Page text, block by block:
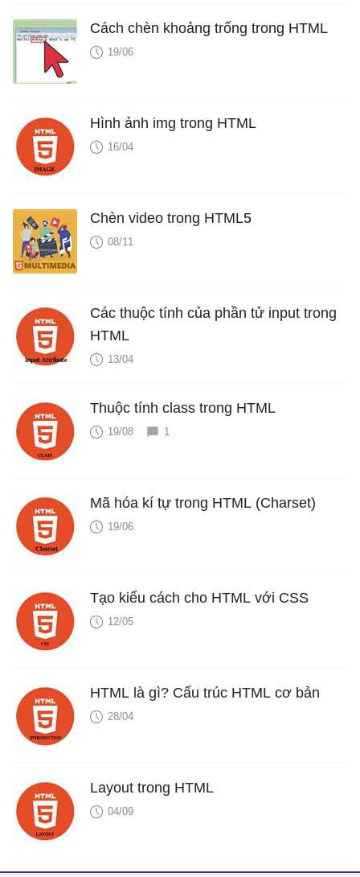
Cách chèn khoảng trống trong HTML
19/06
Hình ảnh img trong HTML
16/04
Chèn video trong HTML5
08/11
Các thuộc tính của phần tử input trong
HTML
13/04
Thuộc tính class trong HTML
19/08 1
Mã hóa kí tự trong HTML (Charset)
19/06
Tạo kiểu cách cho HTML với CSS
12/05
HTML là gì? Cấu trúc HTML cơ bản
28/04
Layout trong HTML
04/09